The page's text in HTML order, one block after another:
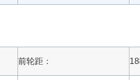
前轮距：